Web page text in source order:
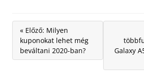
« Előző: Milyen
kuponokat lehet még
beváltani 2020-ban?
Galaxy